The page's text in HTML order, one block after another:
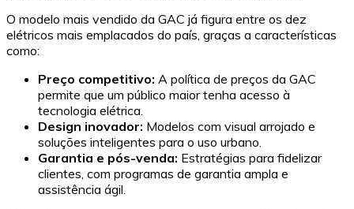
O modelo mais vendido da GAC já figura entre os dez
elétricos mais emplacados do país, graças a características
como:
Preço competitivo: A política de preços da GAC
permite que um público maior tenha acesso à
tecnologia elétrica.
Design inovador: Modelos com visual arrojado e
soluções inteligentes para o uso urbano.
Garantia e pós-venda: Estratégias para fidelizar
clientes, com programas de garantia ampla e
assistência ágil.